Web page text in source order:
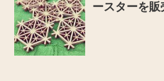
ースターを販